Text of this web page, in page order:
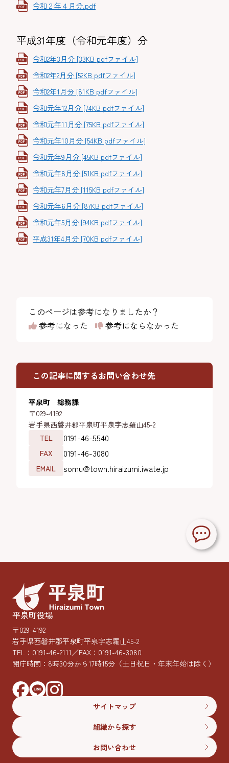
令和２年４月分.pdf
平成31年度（令和元年度）分
令和2年3月分 [33KB pdfファイル]
令和2年2月分 [52KB pdfファイル]
令和2年1月分 [81KB pdfファイル]
令和元年12月分 [74KB pdfファイル]
令和元年11月分 [75KB pdfファイル]
令和元年10月分 [54KB pdfファイル]
令和元年9月分 [45KB pdfファイル]
令和元年8月分 [51KB pdfファイル]
令和元年7月分 [115KB pdfファイル]
令和元年6月分 [87KB pdfファイル]
令和元年5月分 [94KB pdfファイル]
平成31年4月分 [70KB pdfファイル]
このページは参考になりましたか？
参考になった
参考にならなかった
この記事に関するお問い合わせ先
平泉町 総務課
〒029-4192
岩手県西磐井郡平泉町平泉字志羅山45-2
TEL
0191-46-5540
FAX 0191-46-3080
EMAIL somu@town.hiraizumi.iwate.jp
平泉町役場
〒029-4192
岩手県西磐井郡平泉町平泉字志羅山45-2
TEL： 0191-46-2111／FAX：0191-46-3080
開庁時間：8時30分から17時15分 （土日祝日・年末年始は除く）
サイトマップ
組織から探す
お問い合わせ